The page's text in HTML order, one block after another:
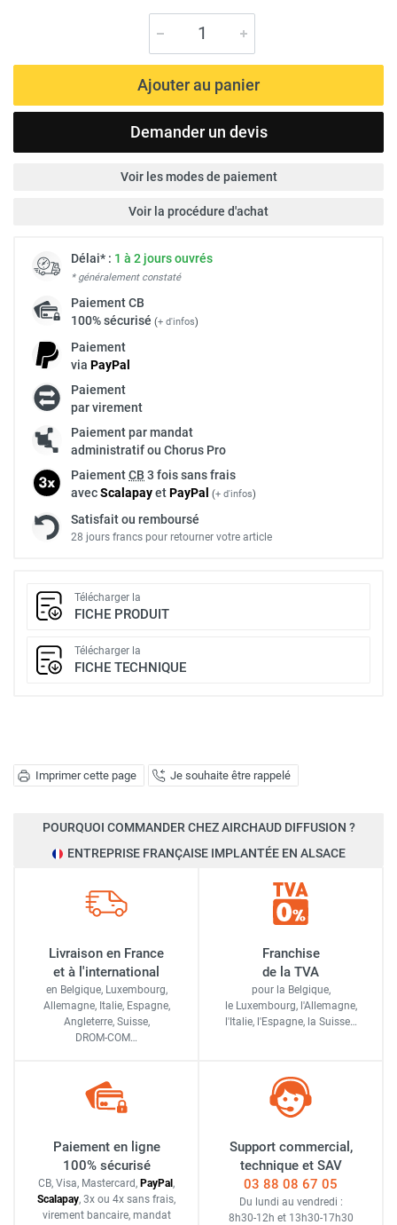
Imprimer cette page Je souhaite être rappelé
Ajouter au panier
Demander un devis
Voir les modes de paiement
Voir la procédure d'achat
Délai* : 1 à 2 jours ouvrés
* généralement constaté
PaiementCB
100% sécurisé (+ d'infos)
Paiement
via PayPal
Paiement
par virement
Paiement par mandat
administratif ou Chorus Pro
PaiementCB 3 fois sans frais
avecScalapayetPayPal (+ d'infos)
Satisfait ou remboursé
28 jours francs pour retourner votre article
Télécharger la
FICHE PRODUIT
Télécharger la
FICHE TECHNIQUE
POURQUOI COMMANDER CHEZ AIRCHAUD DIFFUSION ?
ENTREPRISE FRANÇAISE IMPLANTÉE EN ALSACE
Livraison en France
et à l'international
en Belgique, Luxembourg,
Allemagne, Italie, Espagne,
Angleterre, Suisse,
DROM-COM…
Franchise
de la TVA
pour la Belgique,
le Luxembourg, l'Allemagne,
l'Italie, l'Espagne, la Suisse…
Paiement en ligne
100% sécurisé
CB, Visa, Mastercard, PayPal ,
Scalapay, 3x ou 4x sans frais,
virement bancaire, mandat
Support commercial,
technique et SAV
03 88 08 67 05
Du lundi au vendredi :
8h30-12h et 13h30-17h30